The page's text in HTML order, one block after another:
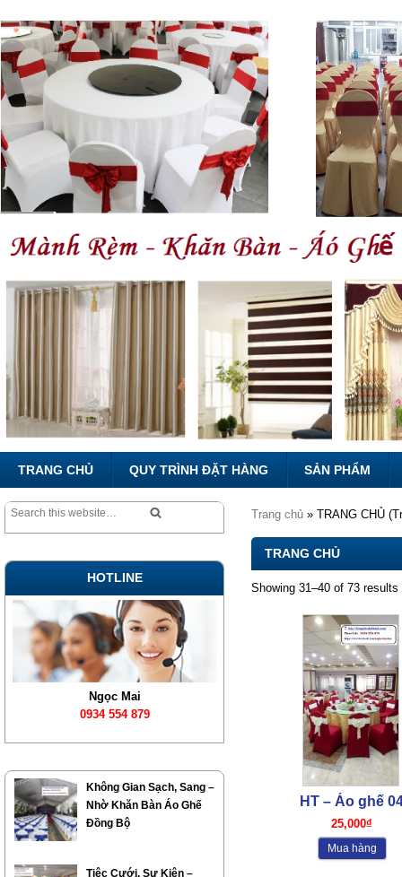
TRANG CHỦ QUY TRÌNH ĐẶT HÀNG SẢN PHẨM
Trang chủ » TRANG CHỦ
TRANG CHỦ
Showing 31–40 of 73 results
HT – Áo ghế
25,000₫
Mua hàng
HOTLINE
Ngọc Mai
0934 554 879
Không Gian Sạch, Sang –
Nhờ Khăn Bàn Áo Ghế
Đồng Bộ
Tiệc Cưới, Sự Kiện –